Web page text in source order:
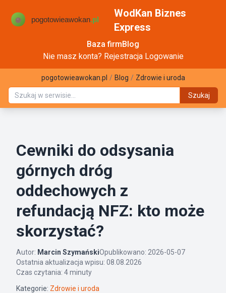
WodKan Biznes
Express
Baza firmBlog
Nie masz konta? Rejestracja Logowanie
pogotowieawokan.pl / Blog / Zdrowie i uroda
Szukaj
Cewniki do odsysania
górnych dróg
oddechowych z
refundacją NFZ: kto może
skorzystać?
Autor: Marcin SzymańskiOpublikowano: 2026-05-07
Ostatnia aktualizacja wpisu: 08.08.2026
Czas czytania: 4 minuty
Kategorie: Zdrowie i uroda